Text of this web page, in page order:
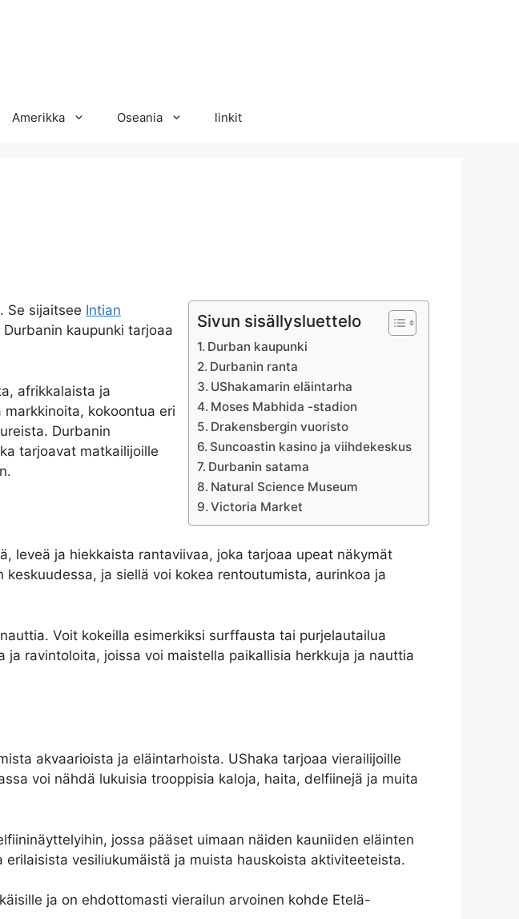
Amerikka Oseania linkit
Sivun sisällysluettelo
Durban kaupunki
Durbanin ranta
UShakamarin eläintarha
Moses Mabhida -stadion
Drakensbergin vuoristo
Suncoastin kasino ja viihdekeskus
Durbanin satama
Natural Science Museum
Victoria Market
Se sijaitsee Intian
kaupunki tarjoaa
afrikkalaista ja
kokoontua eri
Durbanin
tarjoavat matkailijoille
leveä ja hiekkaista rantaviivaa, joka tarjoaa upeat näkymät
ja siellä voi kokea rentoutumista, aurinkoa ja
Voit kokeilla esimerkiksi surffausta tai purjelautailua
ravintoloita, joissa voi maistella paikallisia herkkuja ja nauttia
akvaarioista ja eläintarhoista. UShaka tarjoaa vierailijoille
voi nähdä lukuisia trooppisia kaloja, haita, delfiinejä ja muita
jossa pääset uimaan näiden kauniiden eläinten
vesiliukumäistä ja muista hauskoista aktiviteeteista.
ja on ehdottomasti vierailun arvoinen kohde Etelä-